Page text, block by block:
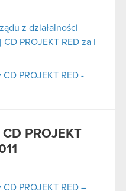
z działalności
PROJEKT RED za I
PROJEKT RED -
PROJEKT
PROJEKT RED –